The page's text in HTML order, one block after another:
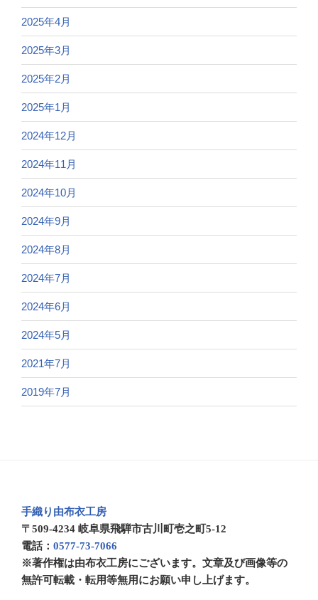
2025年4月
2025年3月
2025年2月
2025年1月
2024年12月
2024年11月
2024年10月
2024年9月
2024年8月
2024年7月
2024年6月
2024年5月
2021年7月
2019年7月
手織り由布衣工房
〒509-4234 岐阜県飛騨市古川町壱之町5-12
電話： 0577-73-7066
※著作権は由布衣工房にございます。文章及び画像等の
無許可転載・転用等無用にお願い申し上げます。